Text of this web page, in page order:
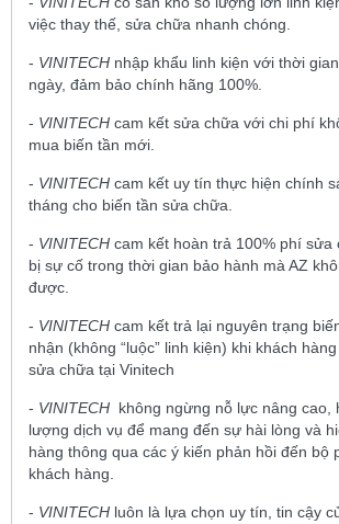
việc thay thế, sửa chữa nhanh chóng.
- VINITECH nhập khẩu linh kiện với thời
ngày, đảm bảo chính hãng 100%.
- VINITECH cam kết sửa chữa với chi phí
mua biến tần mới.
- VINITECH cam kết uy tín thực hiện chính
tháng cho biến tần sửa chữa.
- VINITECH cam kết hoàn trả 100% phí sửa
bị sự cố trong thời gian bảo hành mà AZ
được.
- VINITECH cam kết trả lại nguyên trạng
nhận (không “luộc” linh kiện) khi khách
sửa chữa tại Vinitech
- VINITECH không ngừng nỗ lực nâng cao,
lượng dịch vụ để mang đến sự hài lòng và
hàng thông qua các ý kiến phản hồi đến bộ
khách hàng.
- VINITECH luôn là lựa chọn uy tín, tin cậy